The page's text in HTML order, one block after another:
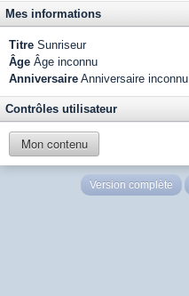
Mes informations
Titre Sunriseur
Âge Âge inconnu
Anniversaire Anniversaire inconnu
Contrôles utilisateur
Mon contenu
Version complète